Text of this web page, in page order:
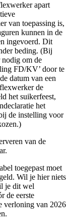
apart
van toepassing is,
kunnen in de
ingevoerd. Dit
beding. (Bij
nodig om de
FD/KV’ door te
datum van een
de
het suikerfeest,
het
de instelling voor
van de
toegepast moet
Wil je hier niets
je dit wel
de eerste
verloning van 2026